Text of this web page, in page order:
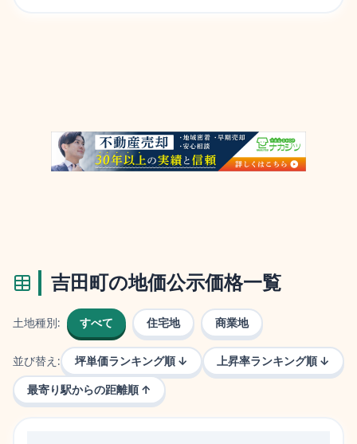
吉田町の地価公示価格一覧
土地種別: すべて 住宅地 商業地
並び替え: 坪単価ランキング順 ↓ 上昇率ランキング順 ↓
最寄り駅からの距離順 ↑